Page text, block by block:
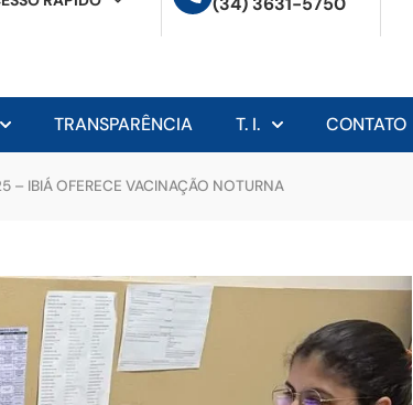
TRANSPARÊNCIA T. I. CONTATO
– IBIÁ OFERECE VACINAÇÃO NOTURNA